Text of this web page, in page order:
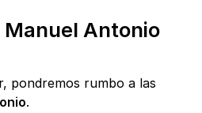
Antonio
pondremos rumbo a las
.